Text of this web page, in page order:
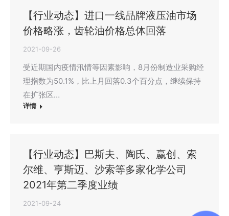
【行业动态】进口一线品牌液压油市场
价格略涨，齿轮油价格总体回落
2021-09-26
受近期国内疫情汛情等因素影响，8月份制造业采购经
理指数为50.1%，比上月回落0.3个百分点，继续保持
在扩张区…
详情
【行业动态】巴斯夫、陶氏、赢创、索
尔维、亨斯迈、沙索等多家化学公司
2021年第二季度业绩
2021-09-24